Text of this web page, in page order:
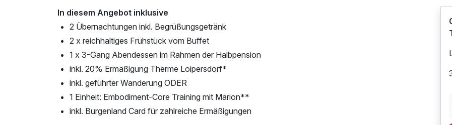
In diesem Angebot inklusive
2 Übernachtungen inkl. Begrüßungsgetränk
2 x reichhaltiges Frühstück vom Buffet
1 x 3-Gang Abendessen im Rahmen der Halbpension
inkl. 20% Ermäßigung Therme Loipersdorf*
inkl. geführter Wanderung ODER
1 Einheit: Embodiment-Core Training mit Marion**
inkl. Burgenland Card für zahlreiche Ermäßigungen